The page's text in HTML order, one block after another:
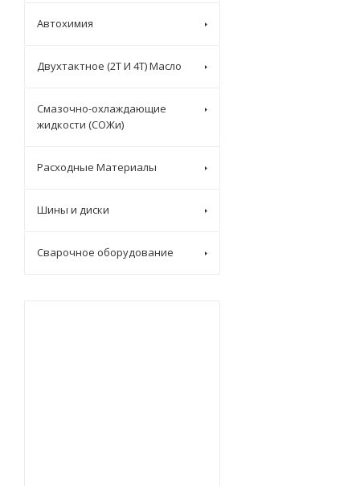
Автохимия
Двухтактное (2T И 4T) Масло
Смазочно-охлаждающие
жидкости (СОЖи)
Расходные Материалы
Шины и диски
Сварочное оборудование